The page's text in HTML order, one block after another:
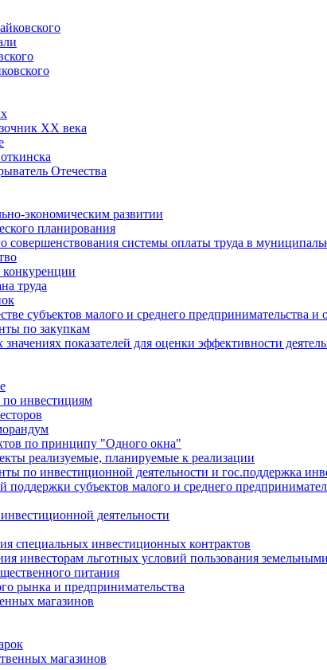
XX века
Отечества
экономическим развитии
планирования
совершенствования системы оплаты труда в
труда
субъектов малого и среднего предпринимательства
по закупкам
показателей для оценки эффективности
инвестициям
по принципу "Oдного окна"
реализуемые, планируемые к реализации
по инвестиционной деятельности и гос.поддержка
поддержки субъектов малого и среднего
деятельности
специальных инвестиционных контрактов
инвесторам льготных условий пользования
питания
рынка и предпринимательства
магазинов
магазинов